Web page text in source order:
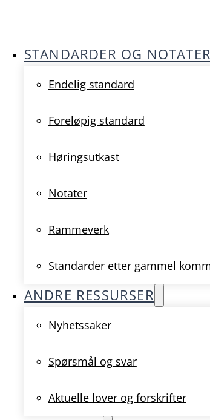
STANDARDER OG
Endelig standard
Foreløpig standard
Høringsutkast
Notater
Rammeverk
Standarder etter gammel
ANDRE RESSURSER
Nyhetssaker
Spørsmål og svar
Aktuelle lover og forskrifter